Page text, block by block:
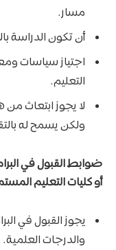
مسار.
أن تكون الدراسة
اجتياز سياسات
التعليم.
لا يجوز ابتعاث
ولكن يسمح له
ضوابط القبول في
أو كليات التعليم
​يجوز القبول في
والدرجات العلمية.​